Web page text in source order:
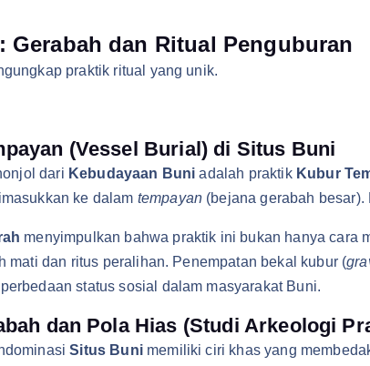
Gerabah dan Ritual Penguburan
praktik ritual yang unik.
(Vessel Burial) di Situs Buni
dari Kebudayaan Buni adalah praktik Kubur
ke dalam tempayan (bejana gerabah
menyimpulkan bahwa praktik ini bukan hanya cara
mati dan ritus peralihan. Penempatan bekal kubur (
status sosial dalam masyarakat Buni.
dan Pola Hias (Studi Arkeologi
Situs Bunimemiliki ciri khas yang